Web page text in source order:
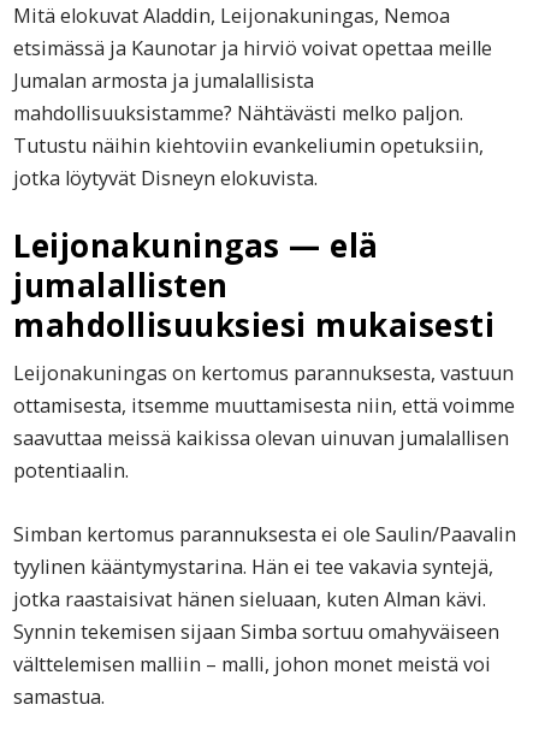
Mitä elokuvat Aladdin, Leijonakuningas, Nemoa
etsimässä ja Kaunotar ja hirviö voivat opettaa meille
Jumalan armosta ja jumalallisista
mahdollisuuksistamme? Nähtävästi melko paljon.
Tutustu näihin kiehtoviin evankeliumin opetuksiin,
jotka löytyvät Disneyn elokuvista.
Leijonakuningas — elä
jumalallisten
mahdollisuuksiesi mukaisesti
Leijonakuningas on kertomus parannuksesta, vastuun
ottamisesta, itsemme muuttamisesta niin, että voimme
saavuttaa meissä kaikissa olevan uinuvan jumalallisen
potentiaalin.
Simban kertomus parannuksesta ei ole Saulin/Paavalin
tyylinen kääntymystarina. Hän ei tee vakavia syntejä,
jotka raastaisivat hänen sieluaan, kuten Alman kävi.
Synnin tekemisen sijaan Simba sortuu omahyväiseen
välttelemisen malliin – malli, johon monet meistä voi
samastua.